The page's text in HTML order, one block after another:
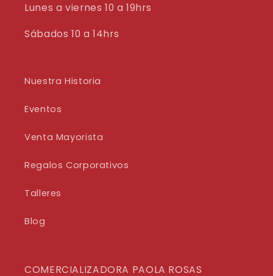
Lunes a viernes 10 a 19hrs
Sábados 10 a 14hrs
Nuestra Historia
Eventos
Venta Mayorista
Regalos Corporativos
Talleres
Blog
COMERCIALIZADORA PAOLA ROSAS